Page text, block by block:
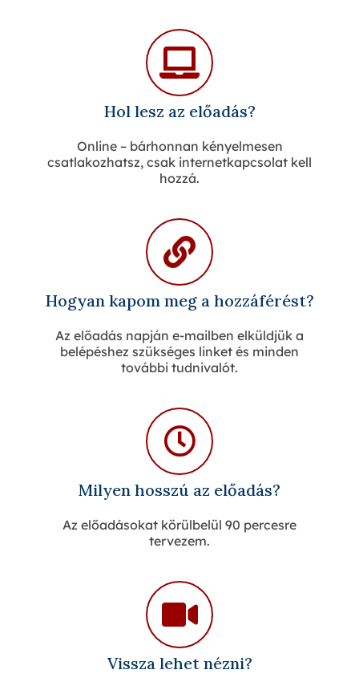
Hol lesz az előadás?
Online – bárhonnan kényelmesen
csatlakozhatsz, csak internetkapcsolat kell
hozzá.
Hogyan kapom meg a hozzáférést?
Az előadás napján e-mailben elküldjük a
belépéshez szükséges linket és minden
további tudnivalót.
Milyen hosszú az előadás?
Az előadásokat körülbelül 90 percesre
tervezem.
Vissza lehet nézni?